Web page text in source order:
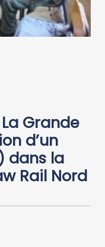
Grande
d’un
dans la
Rail Nord